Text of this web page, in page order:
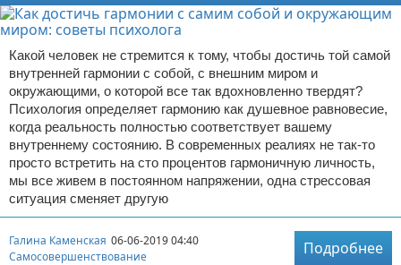
Какой человек не стремится к тому, чтобы достичь той самой
внутренней гармонии с собой, с внешним миром и
окружающими, о которой все так вдохновленно твердят?
Психология определяет гармонию как душевное равновесие,
когда реальность полностью соответствует вашему
внутреннему состоянию. В современных реалиях не так-то
просто встретить на сто процентов гармоничную личность,
мы все живем в постоянном напряжении, одна стрессовая
ситуация сменяет другую
Галина Каменская 06-06-2019 04:40
Самосовершенствование
Подробнее